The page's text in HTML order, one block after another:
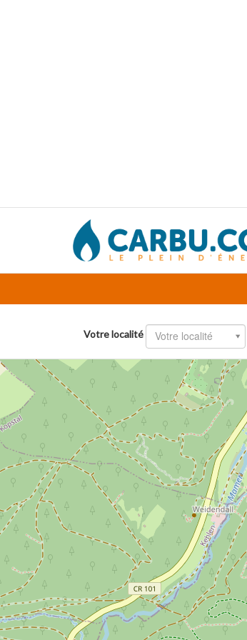
Votre localité Votre localité